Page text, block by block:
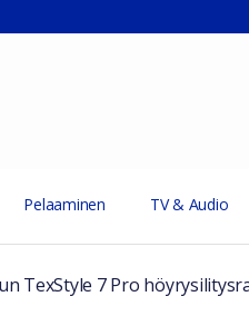
Pelaaminen TV & Audio
TexStyle 7 Pro